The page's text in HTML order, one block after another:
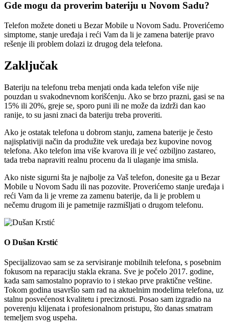
Gde mogu da proverim bateriju u Novom Sadu?
Telefon možete doneti u Bezar Mobile u Novom Sadu. Proverićemo
simptome, stanje uređaja i reći Vam da li je zamena baterije pravo
rešenje ili problem dolazi iz drugog dela telefona.
Zaključak
Bateriju na telefonu treba menjati onda kada telefon više nije
pouzdan u svakodnevnom korišćenju. Ako se brzo prazni, gasi se na
15% ili 20%, greje se, sporo puni ili ne može da izdrži dan kao
ranije, to su jasni znaci da bateriju treba proveriti.
Ako je ostatak telefona u dobrom stanju, zamena baterije je često
najisplativiji način da produžite vek uređaja bez kupovine novog
telefona. Ako telefon ima više kvarova ili je već ozbiljno zastareo,
tada treba napraviti realnu procenu da li ulaganje ima smisla.
Ako niste sigurni šta je najbolje za Vaš telefon, donesite ga u Bezar
Mobile u Novom Sadu ili nas pozovite. Proverićemo stanje uređaja i
reći Vam da li je vreme za zamenu baterije, da li je problem u
nečemu drugom ili je pametnije razmišljati o drugom telefonu.
O Dušan Krstić
Specijalizovao sam se za servisiranje mobilnih telefona, s posebnim
fokusom na reparaciju stakla ekrana. Sve je počelo 2017. godine,
kada sam samostalno popravio to i stekao prve praktične veštine.
Tokom godina usavršio sam rad na aktuelnim modelima telefona, uz
stalnu posvećenost kvalitetu i preciznosti. Posao sam izgradio na
poverenju klijenata i profesionalnom pristupu, što danas smatram
temeljem svog uspeha.